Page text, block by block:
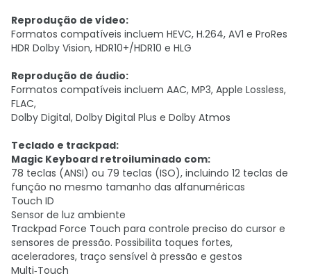
Reprodução de vídeo:
Formatos compatíveis incluem HEVC, H.264, AV1 e ProRes
HDR Dolby Vision, HDR10+/HDR10 e HLG
Reprodução de áudio:
Formatos compatíveis incluem AAC, MP3, Apple Lossless,
FLAC,
Dolby Digital, Dolby Digital Plus e Dolby Atmos
Teclado e trackpad:
Magic Keyboard retroiluminado com:
78 teclas (ANSI) ou 79 teclas (ISO), incluindo 12 teclas de
função no mesmo tamanho das alfanuméricas
Touch ID
Sensor de luz ambiente
Trackpad Force Touch para controle preciso do cursor e
sensores de pressão. Possibilita toques fortes,
aceleradores, traço sensível à pressão e gestos
Multi‑Touch